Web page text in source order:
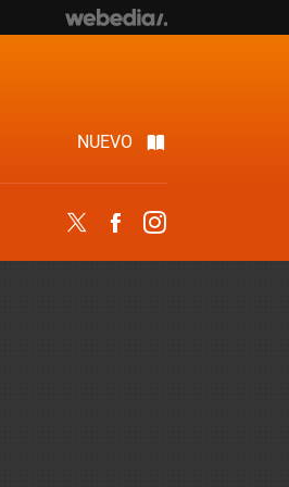
NUEVO
Twitter Facebook